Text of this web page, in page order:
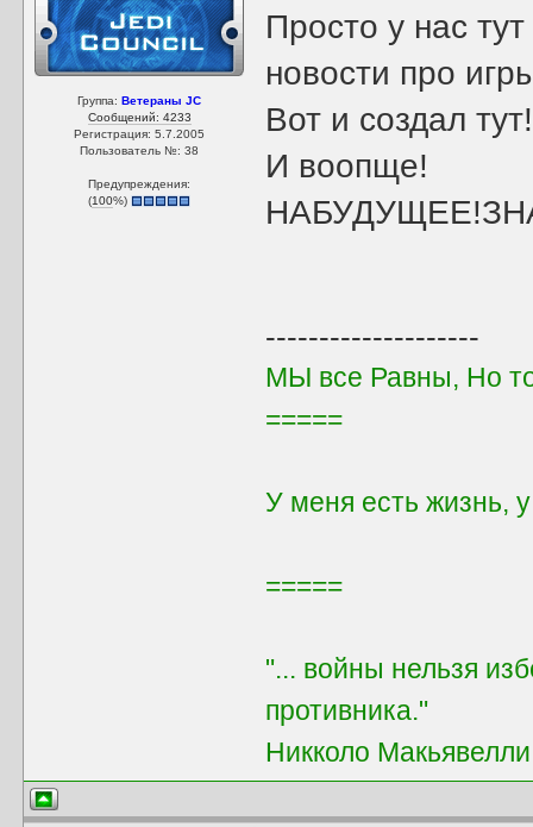
Группа:Ветераны JC
Сообщений: 4233
Регистрация: 5.7.2005
Пользователь №: 38
Предупреждения:
(100%)
Просто у нас
новости про
Вот и создал тут!
И воопще!
--------------------
МЫ все Равны, Но
=====
У меня есть жизнь,
=====
"... войны нельзя
противника."
Никколо Макьявелли